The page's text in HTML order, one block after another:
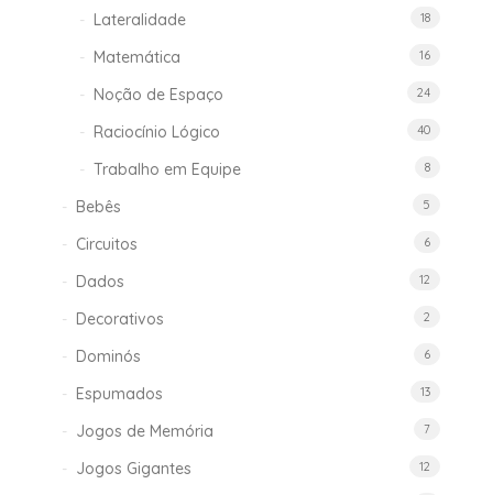
Lateralidade 18
Matemática 16
Noção de Espaço 24
Raciocínio Lógico 40
Trabalho em Equipe 8
Bebês 5
Circuitos 6
Dados 12
Decorativos 2
Dominós 6
Espumados 13
Jogos de Memória 7
Jogos Gigantes 12